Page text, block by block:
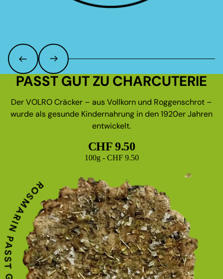
PASST GUT ZU CHARCUTERIE
Der VOLRO Cräcker – aus Vollkorn und Roggenschrot –
wurde als gesunde Kindernahrung in den 1920er Jahren
entwickelt.
CHF 9.50
Grundpreis
100g - CHF 9.50